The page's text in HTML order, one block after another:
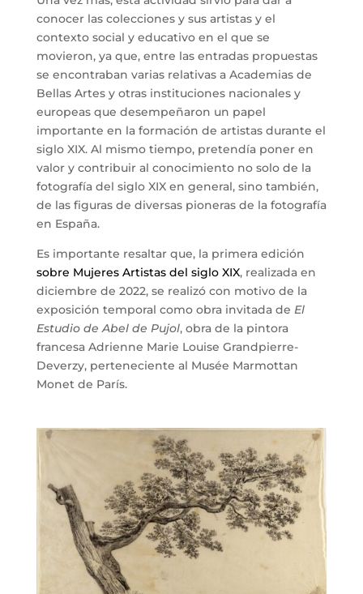
conocer las colecciones y sus artistas y el
contexto social y educativo en el que se
movieron, ya que, entre las entradas propuestas
se encontraban varias relativas a Academias de
Bellas Artes y otras instituciones nacionales y
europeas que desempeñaron un papel
importante en la formación de artistas durante el
siglo XIX. Al mismo tiempo, pretendía poner en
valor y contribuir al conocimiento no solo de la
fotografía del siglo XIX en general, sino también,
de las figuras de diversas pioneras de la fotografía
en España.
Es importante resaltar que, la primera edición
sobre Mujeres Artistas del siglo XIX, realizada en
diciembre de 2022, se realizó con motivo de la
exposición temporal como obra invitada de El
Estudio de Abel de Pujol, obra de la pintora
francesa Adrienne Marie Louise Grandpierre-
Deverzy, perteneciente al Musée Marmottan
Monet de París.